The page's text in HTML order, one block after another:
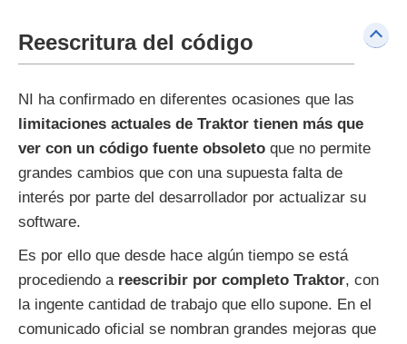
Reescritura del código
NI ha confirmado en diferentes ocasiones que las
limitaciones actuales de Traktor tienen más que
ver con un código fuente obsoleto que no permite
grandes cambios que con una supuesta falta de
interés por parte del desarrollador por actualizar su
software.
Es por ello que desde hace algún tiempo se está
procediendo a reescribir por completo Traktor, con
la ingente cantidad de trabajo que ello supone. En el
comunicado oficial se nombran grandes mejoras que